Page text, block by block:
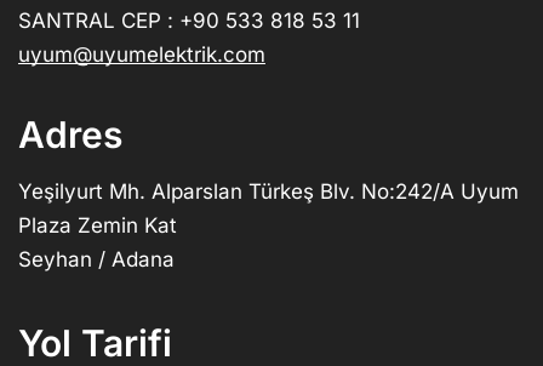
SANTRAL CEP : +90 533 818 53 11
uyum@uyumelektrik.com
Adres
Yeşilyurt Mh. Alparslan Türkeş Blv. No:242/A Uyum
Plaza Zemin Kat
Seyhan / Adana
Yol Tarifi